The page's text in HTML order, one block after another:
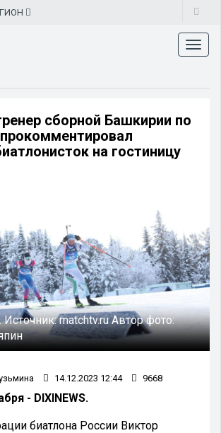
сборной Башкирии по
на гостиницу
Источник:matchtv.ruАвтор фото:
14.12.2023 12:44 9668
- DIXINEWS.
биатлона России Виктор